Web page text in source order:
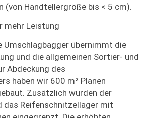
(von Handtellergröße bis < 5 cm).
mehr Leistung
Umschlagbagger übernimmt die
und die allgemeinen Sortier- und
Abdeckung des
haben wir 600 m² Planen
Zusätzlich wurden der
das Reifenschnitzellager mit